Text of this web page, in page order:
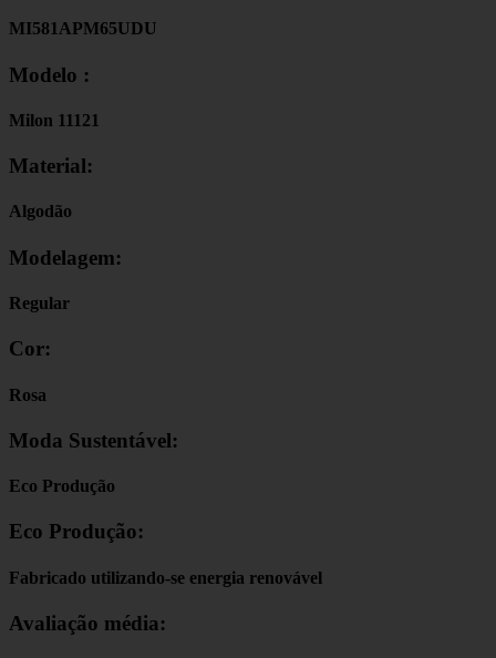
MI581APM65UDU
Modelo :
Milon 11121
Material:
Algodão
Modelagem:
Regular
Cor:
Rosa
Moda Sustentável:
Eco Produção
Eco Produção:
Fabricado utilizando-se energia renovável
Avaliação média: